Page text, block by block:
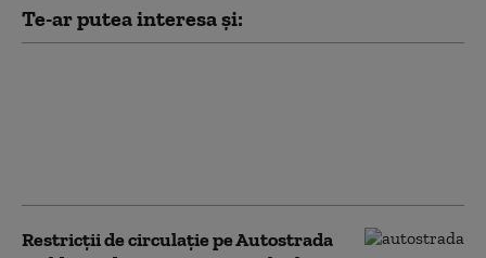
Te-ar putea interesa și:
Restricţii de circulaţie pe Autostrada